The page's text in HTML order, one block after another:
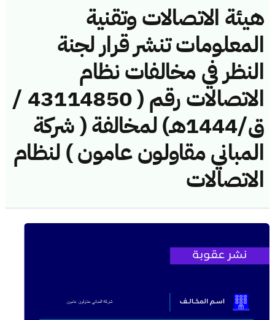
هيئة الاتصالات وتقنية
المعلومات تنشر قرار لجنة
النظر في مخالفات نظام
الاتصالات رقم ( 43114850 /
ق/1444هـ) لمخالفة ( شركة
المباني مقاولون عامون ) لنظام
الاتصالات